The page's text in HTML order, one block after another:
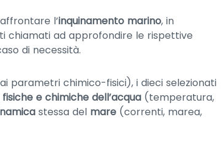
l’inquinamento marino, in
chiamati ad approfondire le rispettive
di necessità.
parametri chimico-fisici), i dieci selezionati
e chimiche dell’acqua (temperatura,
stessa del mare (correnti, marea,